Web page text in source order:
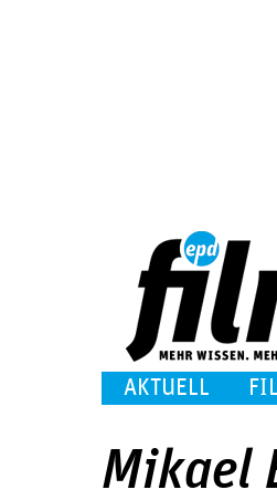
AKTUELL
Mikael